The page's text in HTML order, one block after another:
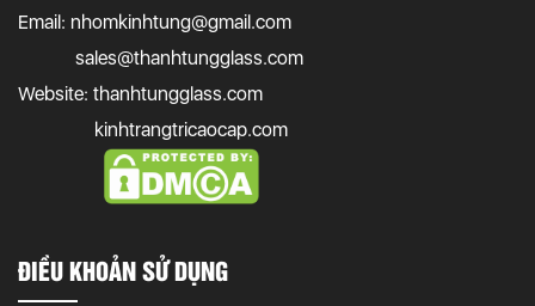
Email: nhomkinhtung@gmail.com
sales@thanhtungglass.com
Website: thanhtungglass.com
kinhtrangtricaocap.com
ĐIỀU KHOẢN SỬ DỤNG